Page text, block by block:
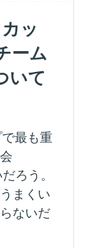
ッ
ーム
いて
最も重
ろう。
まくい
ないだ